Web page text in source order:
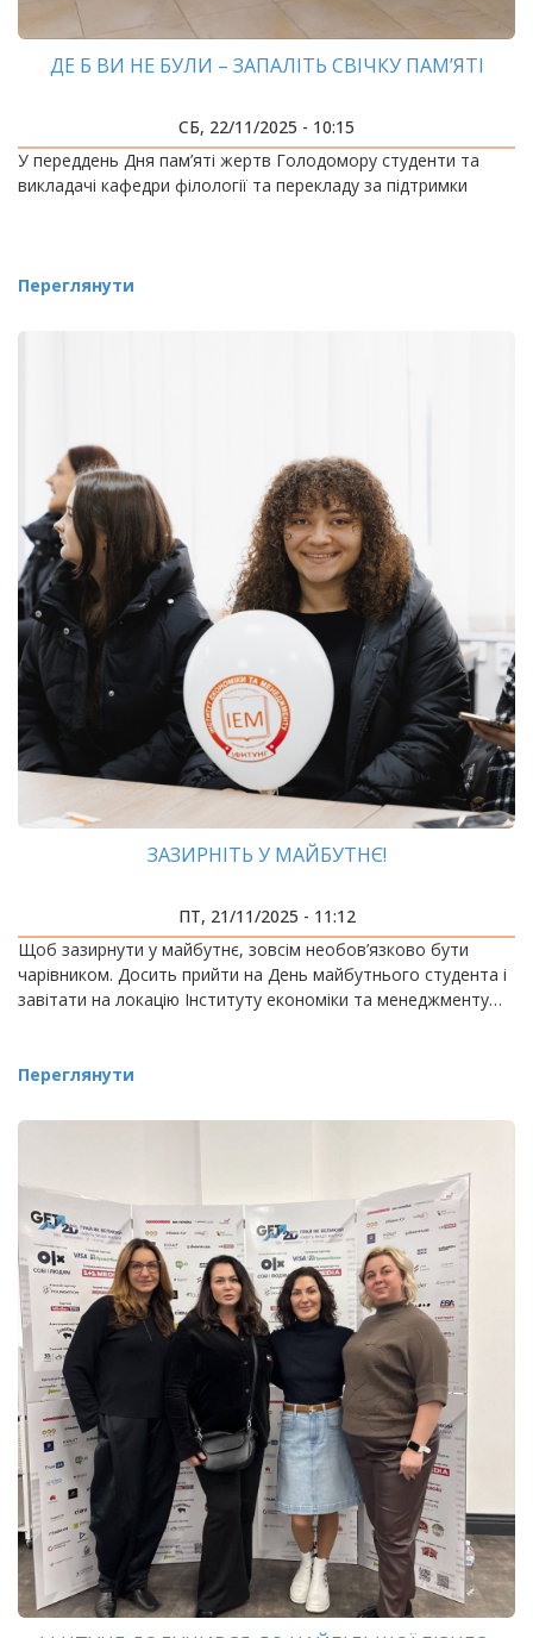
ДЕ Б ВИ НЕ БУЛИ – ЗАПАЛІТЬ СВІЧКУ ПАМ’ЯТІ
СБ, 22/11/2025 - 10:15
У переддень Дня пам’яті жертв Голодомору студенти та
викладачі кафедри філології та перекладу за підтримки
Переглянути
ЗАЗИРНІТЬ У МАЙБУТНЄ!
ПТ, 21/11/2025 - 11:12
Щоб зазирнути у майбутнє, зовсім необов’язково бути
чарівником. Досить прийти на День майбутнього студента і
завітати на локацію Інституту економіки та менеджменту…
Переглянути